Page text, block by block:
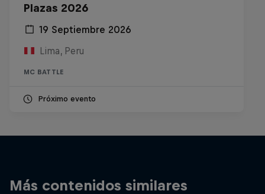
Plazas 2026
19 Septiembre 2026
Lima, Peru
MC BATTLE
Próximo evento
Más contenidos similares